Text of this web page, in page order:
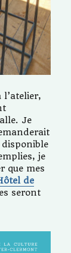
l’atelier,
Je
je
que mes
de
seront